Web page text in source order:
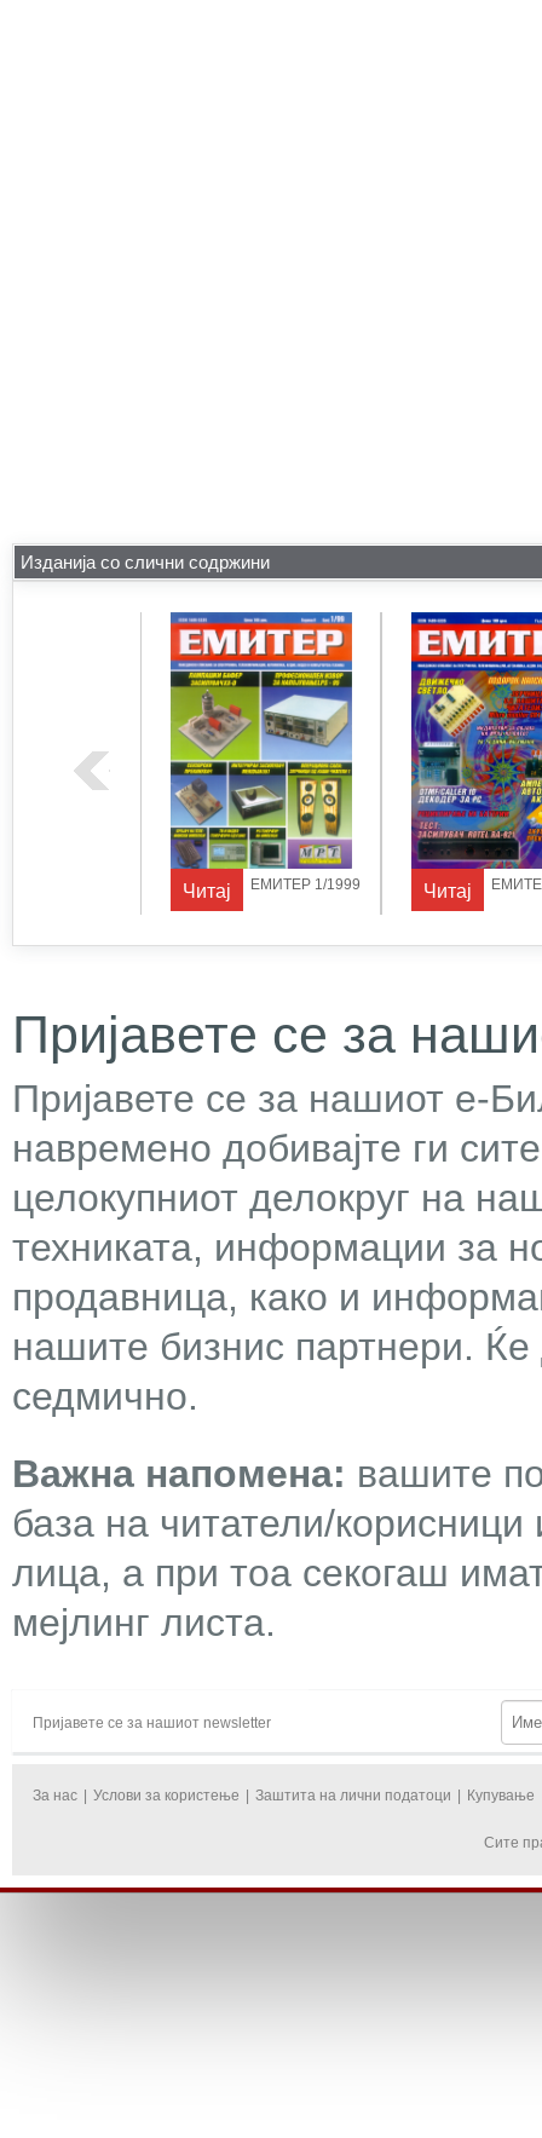
Изданија со слични содржини
Читај ЕМИТЕР 1/1999 Читај
Пријавете се за
Пријавете се за нашиот е-
навремено добивајте ги
целокупниот делокруг на
техниката, информации за
продавница, како и
нашите бизнис партнери.
седмично.
Важна напомена: вашите
база на читатели/
лица, а при тоа секогаш
мејлинг листа.
Пријавете се за нашиот newsletter
За нас Услови за користење Заштита на лични податоци Купување
Сите